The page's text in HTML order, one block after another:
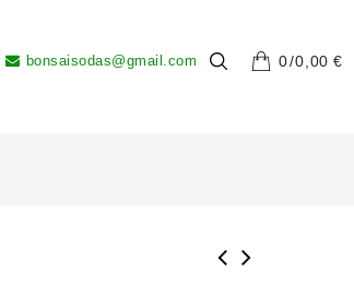
0 0,00€
bonsaisodas@gmail.com